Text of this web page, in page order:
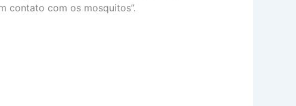
contato com os mosquitos”.